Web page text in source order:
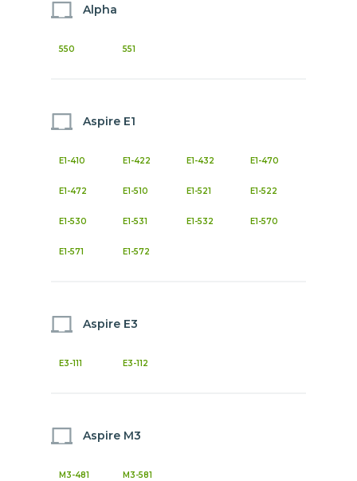
Alpha
550 551
Aspire E1
E1-410 E1-422 E1-432 E1-470
E1-472 E1-510 E1-521 E1-522
E1-530 E1-531 E1-532 E1-570
E1-571 E1-572
Aspire E3
E3-111 E3-112
Aspire M3
M3-481 M3-581